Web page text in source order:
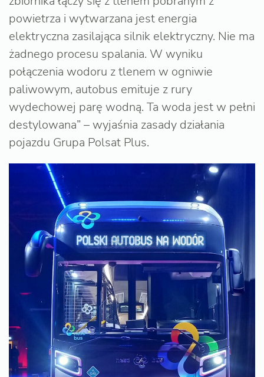
powietrza i wytwarzana jest energia
elektryczna zasilająca silnik elektryczny. Nie ma
żadnego procesu spalania. W wyniku
połączenia wodoru z tlenem w ogniwie
paliwowym, autobus emituje z rury
wydechowej parę wodną. Ta woda jest w pełni
destylowana” – wyjaśnia zasady działania
pojazdu Grupa Polsat Plus.